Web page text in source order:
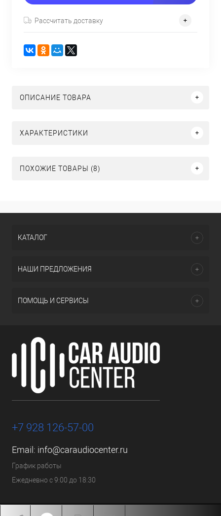
Рассчитать доставку
ОПИСАНИЕ ТОВАРА
ХАРАКТЕРИСТИКИ
ПОХОЖИЕ ТОВАРЫ (8)
КАТАЛОГ
НАШИ ПРЕДЛОЖЕНИЯ
ПОМОЩЬ И СЕРВИСЫ
+7 928 126-57-00
Email: info@caraudiocenter.ru
График работы
Ежедневно с 9:00 до 18:30